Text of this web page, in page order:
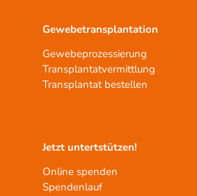
Gewebetransplantation
Gewebeprozessierung
Transplantatvermittlung
Transplantat bestellen
Jetzt untertstützen!
Online spenden
Spendenlauf